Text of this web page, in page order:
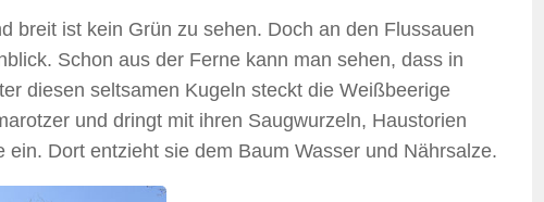
breit ist kein Grün zu sehen. Doch an den Flussauen
Schon aus der Ferne kann man sehen, dass in
diesen seltsamen Kugeln steckt die Weißbeerige
und dringt mit ihren Saugwurzeln, Haustorien
Dort entzieht sie dem Baum Wasser und Nährsalze.